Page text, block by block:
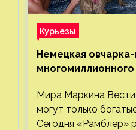
Курьезы
Немецкая
Мира Маркина
могут только
Сегодня «Рамблер»